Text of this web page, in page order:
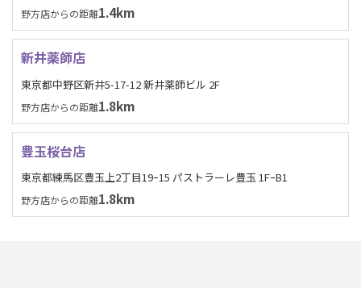
野方店からの距離1.4km
新井薬師店
東京都中野区新井5-17-12 新井薬師ビル 2F
野方店からの距離1.8km
豊玉桜台店
東京都練馬区豊玉上2丁目19ｰ15 パストラーレ豊玉 1FｰB1
野方店からの距離1.8km